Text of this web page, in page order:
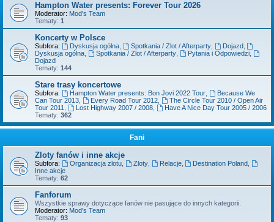
Hampton Water presents: Forever Tour 2026
Moderator: Mod's Team
Tematy: 1
Koncerty w Polsce
Subfora: Dyskusja ogólna, Spotkania / Zlot / Afterparty, Dojazd,
Dyskusja ogólna
Spotkania / Zlot / Afterparty, Pytania i Odpowiedzi,
Dojazd
Tematy: 144
Stare trasy koncertowe
Subfora: Hampton Water presents: Bon Jovi 2022 Tour,
Because We
Can Tour 2013
Every Road Tour 2012,
The Circle Tour 2010 / Open Air
Tour 2011
Lost Highway 2007 / 2008,
Have A Nice Day Tour 2005 / 2006
Tematy: 362
Fani
Zloty fanów i inne akcje
Subfora: Organizacja zlotu, Zloty, Relacje, Destination Poland
Inne akcje
Tematy: 62
Fanforum
Wszystkie sprawy dotyczące fanów nie pasujące do innych kategorii.
Moderator: Mod's Team
Tematy: 93